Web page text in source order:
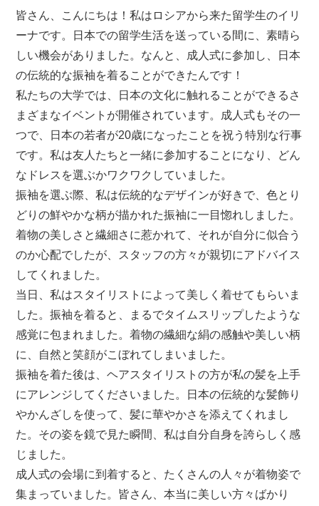
皆さん、こんにちは！私はロシアから来た留学生のイリ
ーナです。日本での留学生活を送っている間に、素晴ら
しい機会がありました。なんと、成人式に参加し、日本
の伝統的な振袖を着ることができたんです！
私たちの大学では、日本の文化に触れることができるさ
まざまなイベントが開催されています。成人式もその一
つで、日本の若者が20歳になったことを祝う特別な行事
です。私は友人たちと一緒に参加することになり、どん
なドレスを選ぶかワクワクしていました。
振袖を選ぶ際、私は伝統的なデザインが好きで、色とり
どりの鮮やかな柄が描かれた振袖に一目惚れしました。
着物の美しさと繊細さに惹かれて、それが自分に似合う
のか心配でしたが、スタッフの方々が親切にアドバイス
してくれました。
当日、私はスタイリストによって美しく着せてもらいま
した。振袖を着ると、まるでタイムスリップしたような
感覚に包まれました。着物の繊細な絹の感触や美しい柄
に、自然と笑顔がこぼれてしまいました。
振袖を着た後は、ヘアスタイリストの方が私の髪を上手
にアレンジしてくださいました。日本の伝統的な髪飾り
やかんざしを使って、髪に華やかさを添えてくれまし
た。その姿を鏡で見た瞬間、私は自分自身を誇らしく感
じました。
成人式の会場に到着すると、たくさんの人々が着物姿で
集まっていました。皆さん、本当に美しい方々ばかり